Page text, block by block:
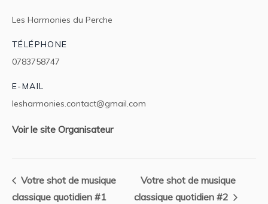
Les Harmonies du Perche
TÉLÉPHONE
0783758747
E-MAIL
lesharmonies.contact@gmail.com
Voir le site Organisateur
Votre shot de musique
classique quotidien #1
Votre shot de musique
classique quotidien #2